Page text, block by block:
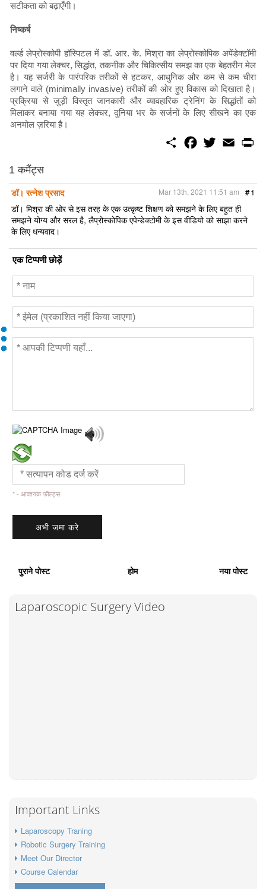
सटीकता को बढ़ाएँगी।
निष्कर्ष
वर्ल्ड लेप्रोस्कोपी हॉस्पिटल में डॉ. आर. के. मिश्रा का लेप्रोस्कोपिक अपेंडेक्टॉमी
पर दिया गया लेक्चर, सिद्धांत, तकनीक और चिकित्सीय समझ का एक बेहतरीन मेल
है। यह सर्जरी के पारंपरिक तरीकों से हटकर, आधुनिक और कम से कम चीरा
लगाने वाले (minimally invasive) तरीकों की ओर हुए विकास को दिखाता है।
प्रक्रिया से जुड़ी विस्तृत जानकारी और व्यावहारिक ट्रेनिंग के सिद्धांतों को
मिलाकर बनाया गया यह लेक्चर, दुनिया भर के सर्जनों के लिए सीखने का एक
अनमोल ज़रिया है।
S
o
o
k
w
e
r
E
m
1 कमैंट्स
डॉ। रत्नेश प्रसाद
#1
Mar 13th, 2021 11:51 am
डॉ। मिश्रा की ओर से इस तरह के एक उत्कृष्ट शिक्षण को समझने के लिए बहुत ही
समझने योग्य और सरल है, लैप्रोस्कोपिक एपेन्डेक्टोमी के इस वीडियो को साझा करने
के लिए धन्यवाद।
एक टिप्पणी छोड़ें
* - आवश्यक फील्ड्स
पुराने पोस्ट होम नया पोस्ट
Laparoscopic Surgery Video
Important Links
Laparoscopy Traning
Robotic Surgery Training
Meet Our Director
Course Calendar